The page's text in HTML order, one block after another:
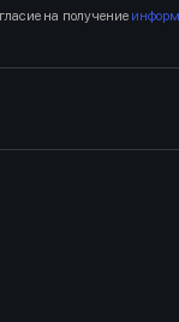
на получение